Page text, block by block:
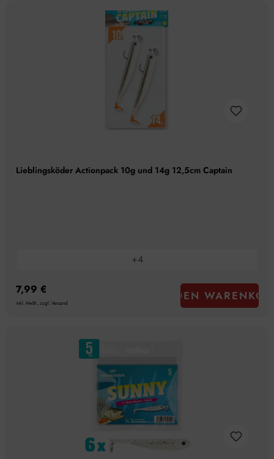
Lieblingsköder Actionpack 10g und 14g 12,5cm Captain
+4
7,99 €
inkl. MwSt., zzgl. Versand IN DEN